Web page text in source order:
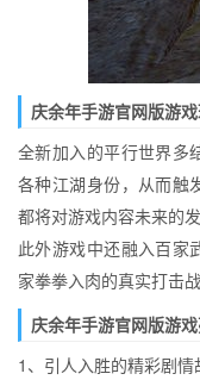
庆余年手游官网版游戏
全新加入的平行世界多
各种江湖身份，从而触
都将对游戏内容未来的
此外游戏中还融入百家
家拳拳入肉的真实打击战
庆余年手游官网版游戏
1、引人入胜的精彩剧